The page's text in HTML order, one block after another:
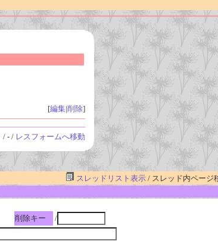
[編集|削除]
/ - / レスフォームへ移動
スレッドリスト表示/ スレッド内ページ
削除キー
/